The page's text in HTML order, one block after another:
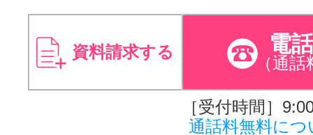
資料請求する 電
（通話
［受付時間］
通話料無料につ